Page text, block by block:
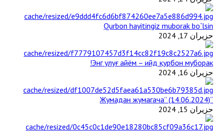
Qurbon hayitingiz muborak bo`lsin
حزيران 17, 2024
Энг улуғ айём – ийд қурбон муборак!
حزيران 16, 2024
“Жумадан жумагача” (14.06.2024)
حزيران 15, 2024